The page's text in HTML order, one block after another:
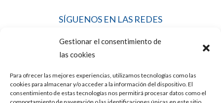
Gestionar el consentimiento de
las cookies
Para ofrecer las mejores experiencias, utilizamos tecnologías como las
cookies para almacenar y/o acceder a la información del dispositivo. El
consentimiento de estas tecnologías nos permitirá procesar datos como el
SÍGUENOS EN LAS REDES
LEGAL